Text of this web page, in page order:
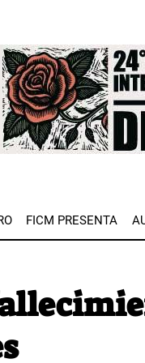
Image
FICM PRESENTA